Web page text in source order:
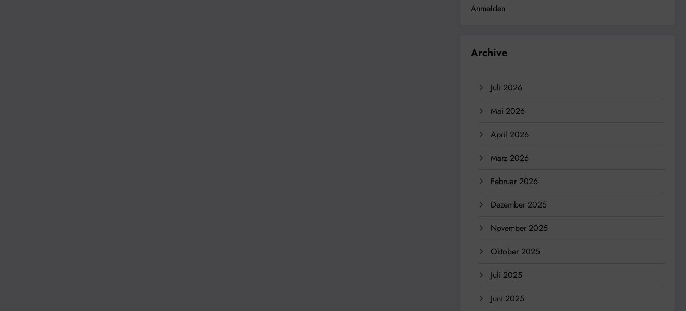
Anmelden
Archive
Juli 2026
Mai 2026
April 2026
März 2026
Februar 2026
Dezember 2025
November 2025
Oktober 2025
Juli 2025
Juni 2025